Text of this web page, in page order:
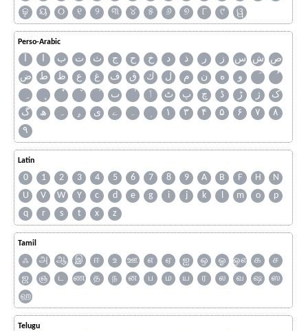
ଢ଼
ୟ ୦ ୧ ୨ ୩ ୪ ୫ ୬ ୭ ୮ ୯ ୱ
Perso-Arabic
آ ا ب ت ث ج ح خ د ذ ر ز س ش ص
ض
ط ظ ع غ ف ق ك ل م ن ه
و
ٮ
ٲ ٹ پ چ ڈ ڑ ژ
ک
گ
ھ ہ ۄ ی ے ۔ ۱ ۳ ۴ ۵ ۶ ۷
۸
۹
Latin
0 1 2 3 4 5 6 7 8 9 A B F H
N
U
V W Y c d e g i j k l m o
p
q
r s t x z
Tamil
ஃ அ ஆ இ ஈ உ ஊ எ ஏ ஐ ஒ ஓ ஔ க
ச
ஜ
ஞ ட ண த ந ன ப ம ய ர ல வ ஷ
ஸ
ஹ
Telugu